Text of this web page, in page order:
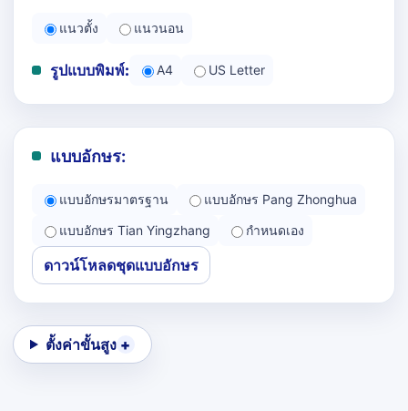
แนวตั้ง แนวนอน
รูปแบบพิมพ์: A4 US Letter
แบบอักษร:
แบบอักษรมาตรฐาน
แบบอักษร Pang Zhonghua
แบบอักษร Tian Yingzhang
กำหนดเอง
ดาวน์โหลดชุดแบบอักษร
ตั้งค่าขั้นสูง